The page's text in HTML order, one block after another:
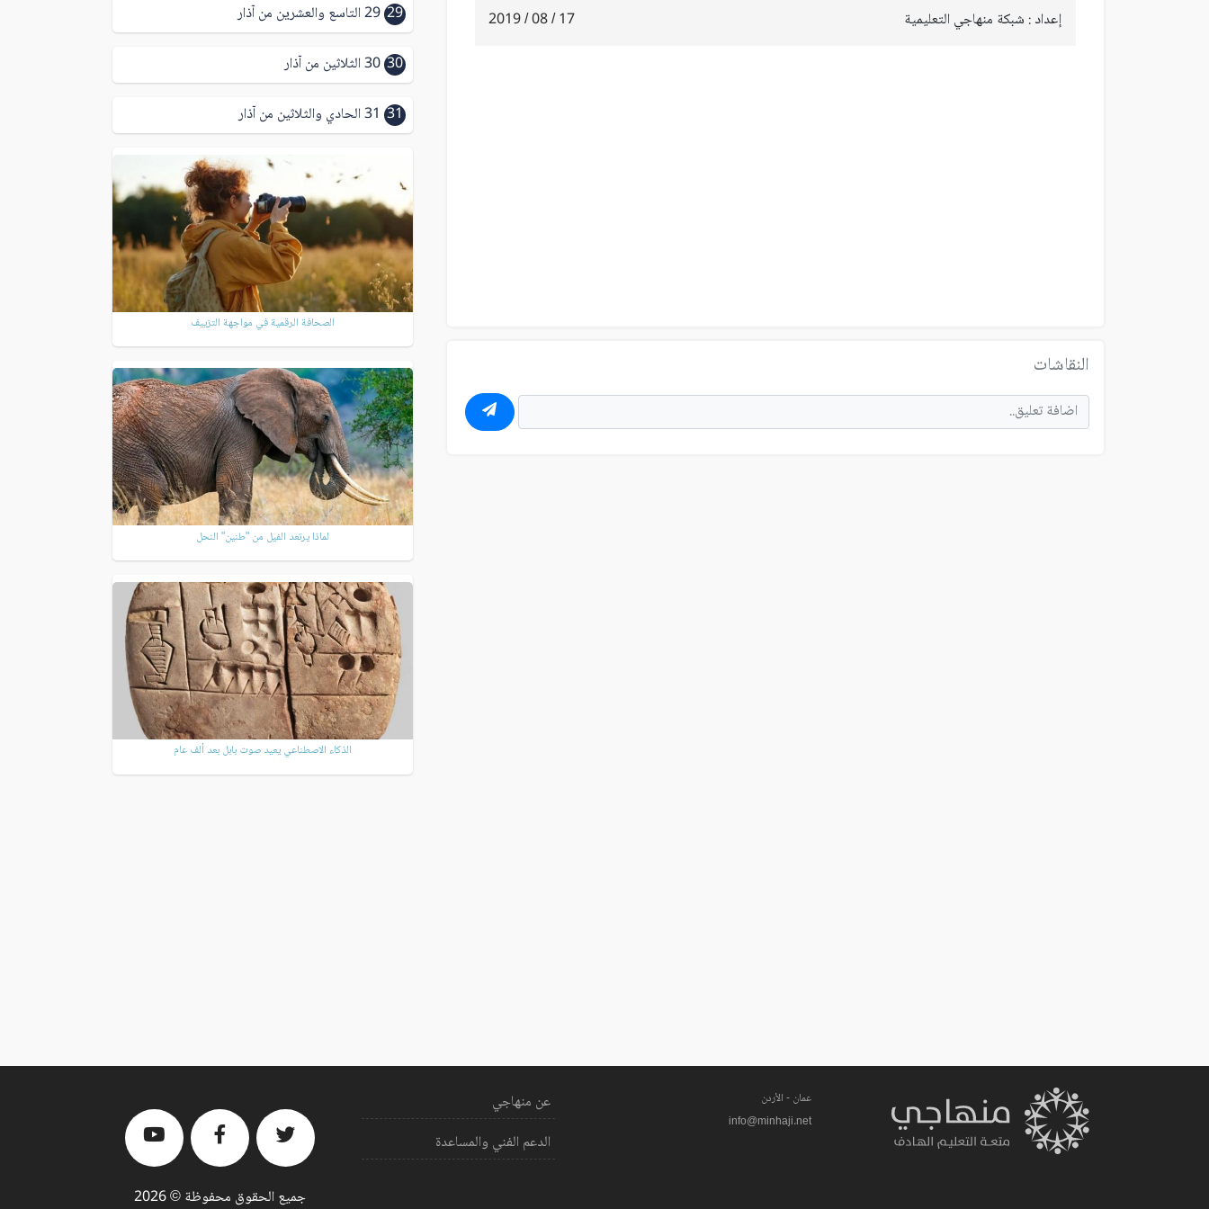
إعداد : شبكة منهاجي التعليمية 17 / 08 / 2019
النقاشات
29 29 التاسع والعشرين من آذار
30 30 الثلاثين من آذار
31 31 الحادي والثلاثين من آذار
الصحافة الرقمية في مواجهة التزييف
لماذا يرتعد الفيل من "طنين" النحل
الذكاء الاصطناعي يعيد صوت بابل بعد ألف عام
عمان - الأردن
info@minhaji.net
عن منهاجي
الدعم الفني والمساعدة
جميع الحقوق محفوظة © 2026